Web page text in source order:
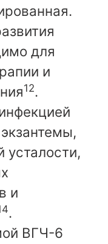
для
и
12.
усталости,
и
.
ВГЧ-6